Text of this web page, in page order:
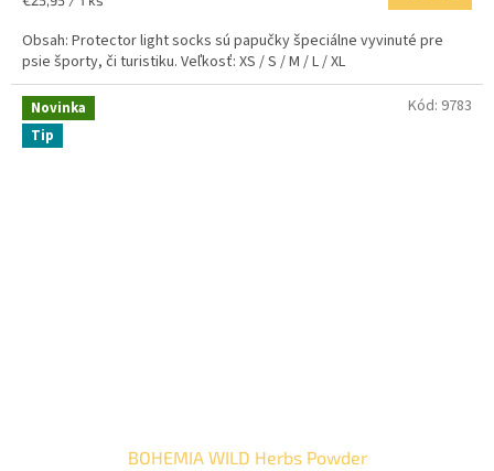
Obsah: Protector light socks sú papučky špeciálne vyvinuté pre
psie športy, či turistiku. Veľkosť: XS / S / M / L / XL
Novinka
Tip
BOHEMIA WILD Herbs Powder
Kód: 9783